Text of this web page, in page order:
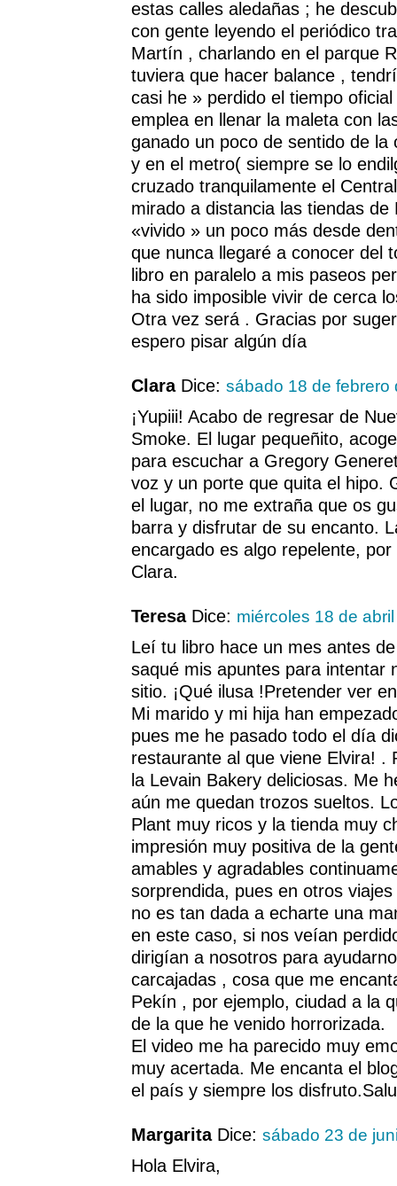
estas calles aledañas ; he
con gente leyendo el periódico
Martín , charlando en el parque
tuviera que hacer balance ,
casi he » perdido el tiempo
emplea en llenar la maleta con
ganado un poco de sentido de la
y en el metro( siempre se lo
cruzado tranquilamente el
mirado a distancia las tiendas
«vivido » un poco más desde
que nunca llegaré a conocer del
libro en paralelo a mis paseos
ha sido imposible vivir de cerca
Otra vez será . Gracias por
espero pisar algún día
ClaraDice: sábado 18 de febrero
¡Yupiii! Acabo de regresar de
Smoke. El lugar pequeñito,
para escuchar a Gregory
voz y un porte que quita el hipo.
el lugar, no me extraña que os
barra y disfrutar de su encanto.
encargado es algo repelente,
Clara.
TeresaDice: miércoles 18 de
Leí tu libro hace un mes antes
saqué mis apuntes para intentar
sitio. ¡Qué ilusa !Pretender ver
Mi marido y mi hija han
pues me he pasado todo el día
restaurante al que viene Elvira! .
la Levain Bakery deliciosas. Me
aún me quedan trozos sueltos.
Plant muy ricos y la tienda muy
impresión muy positiva de la
amables y agradables
sorprendida, pues en otros
no es tan dada a echarte una
en este caso, si nos veían
dirigían a nosotros para
carcajadas , cosa que me
Pekín , por ejemplo, ciudad a la
de la que he venido horrorizada.
El video me ha parecido muy
muy acertada. Me encanta el
el país y siempre los
MargaritaDice: sábado 23 de
Hola Elvira,